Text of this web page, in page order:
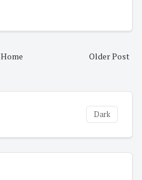
Older Post
Home
Dark